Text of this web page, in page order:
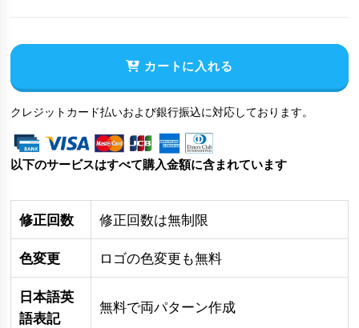
カートに入れる
クレジットカード払いおよび銀行振込に対応しております。
以下のサービスはすべて購入金額に含まれています
修正回数 修正回数は無制限
色変更 ロゴの色変更も無料
日本語英
語表記
無料で両パターン作成